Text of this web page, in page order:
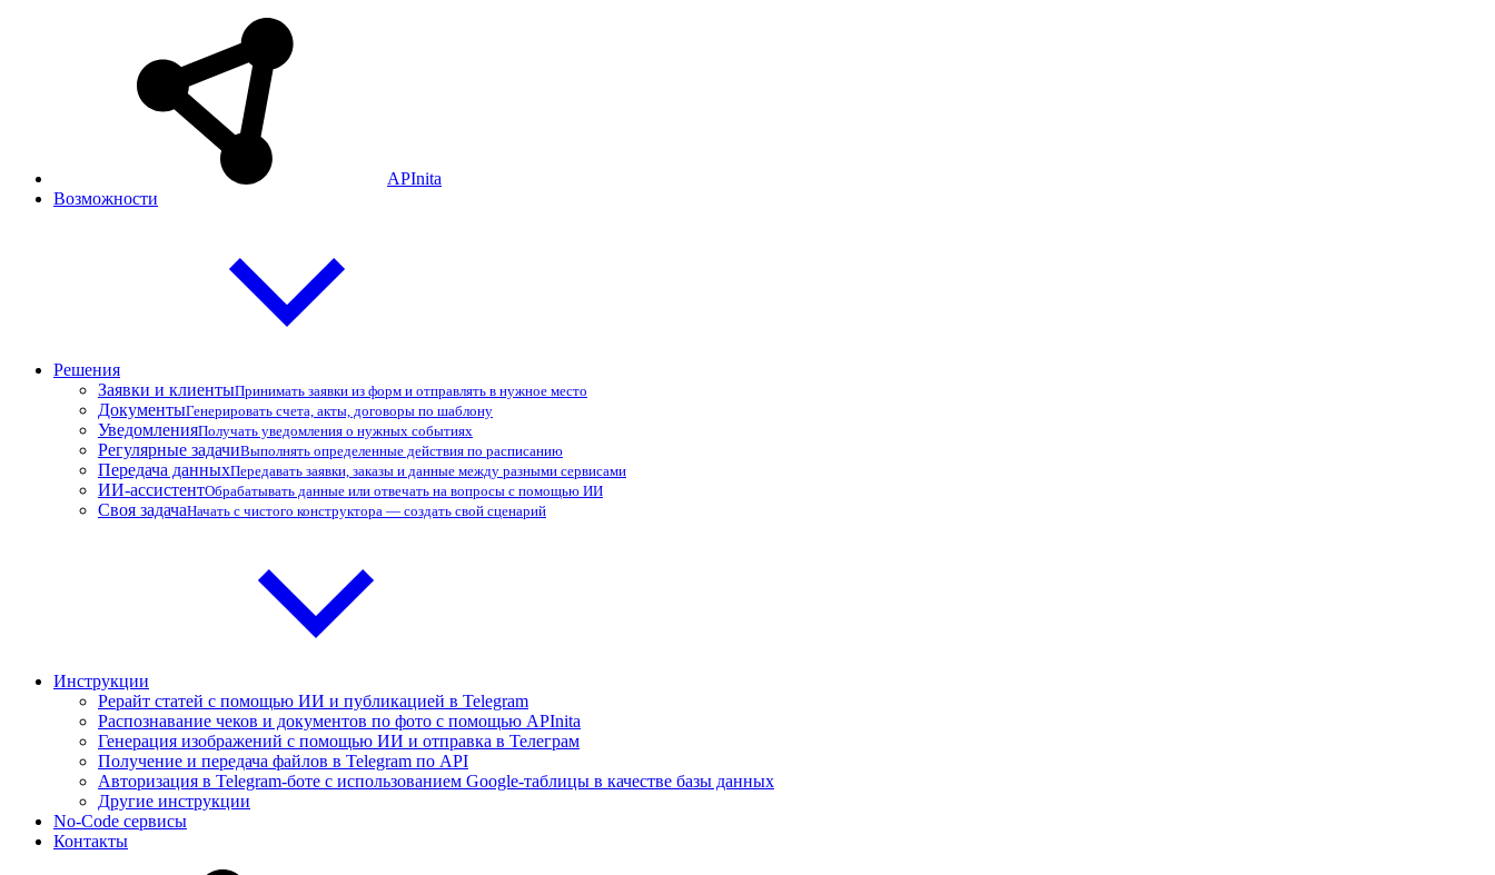
APInita
Возможности
Решения
Заявки и клиентыПринимать заявки из форм и отправлять в нужное место
ДокументыГенерировать счета, акты, договоры по шаблону
УведомленияПолучать уведомления о нужных событиях
Регулярные задачиВыполнять определенные действия по расписанию
Передача данныхПередавать заявки, заказы и данные между разными сервисами
ИИ-ассистентОбрабатывать данные или отвечать на вопросы с помощью ИИ
Своя задачаНачать с чистого конструктора — создать свой сценарий
Инструкции
Рерайт статей с помощью ИИ и публикацией в Telegram
Распознавание чеков и документов по фото с помощью APInita
Генерация изображений с помощью ИИ и отправка в Телеграм
Получение и передача файлов в Telegram по API
Авторизация в Telegram-боте с использованием Google-таблицы в качестве базы данных
Другие инструкции
No-Code сервисы
Контакты